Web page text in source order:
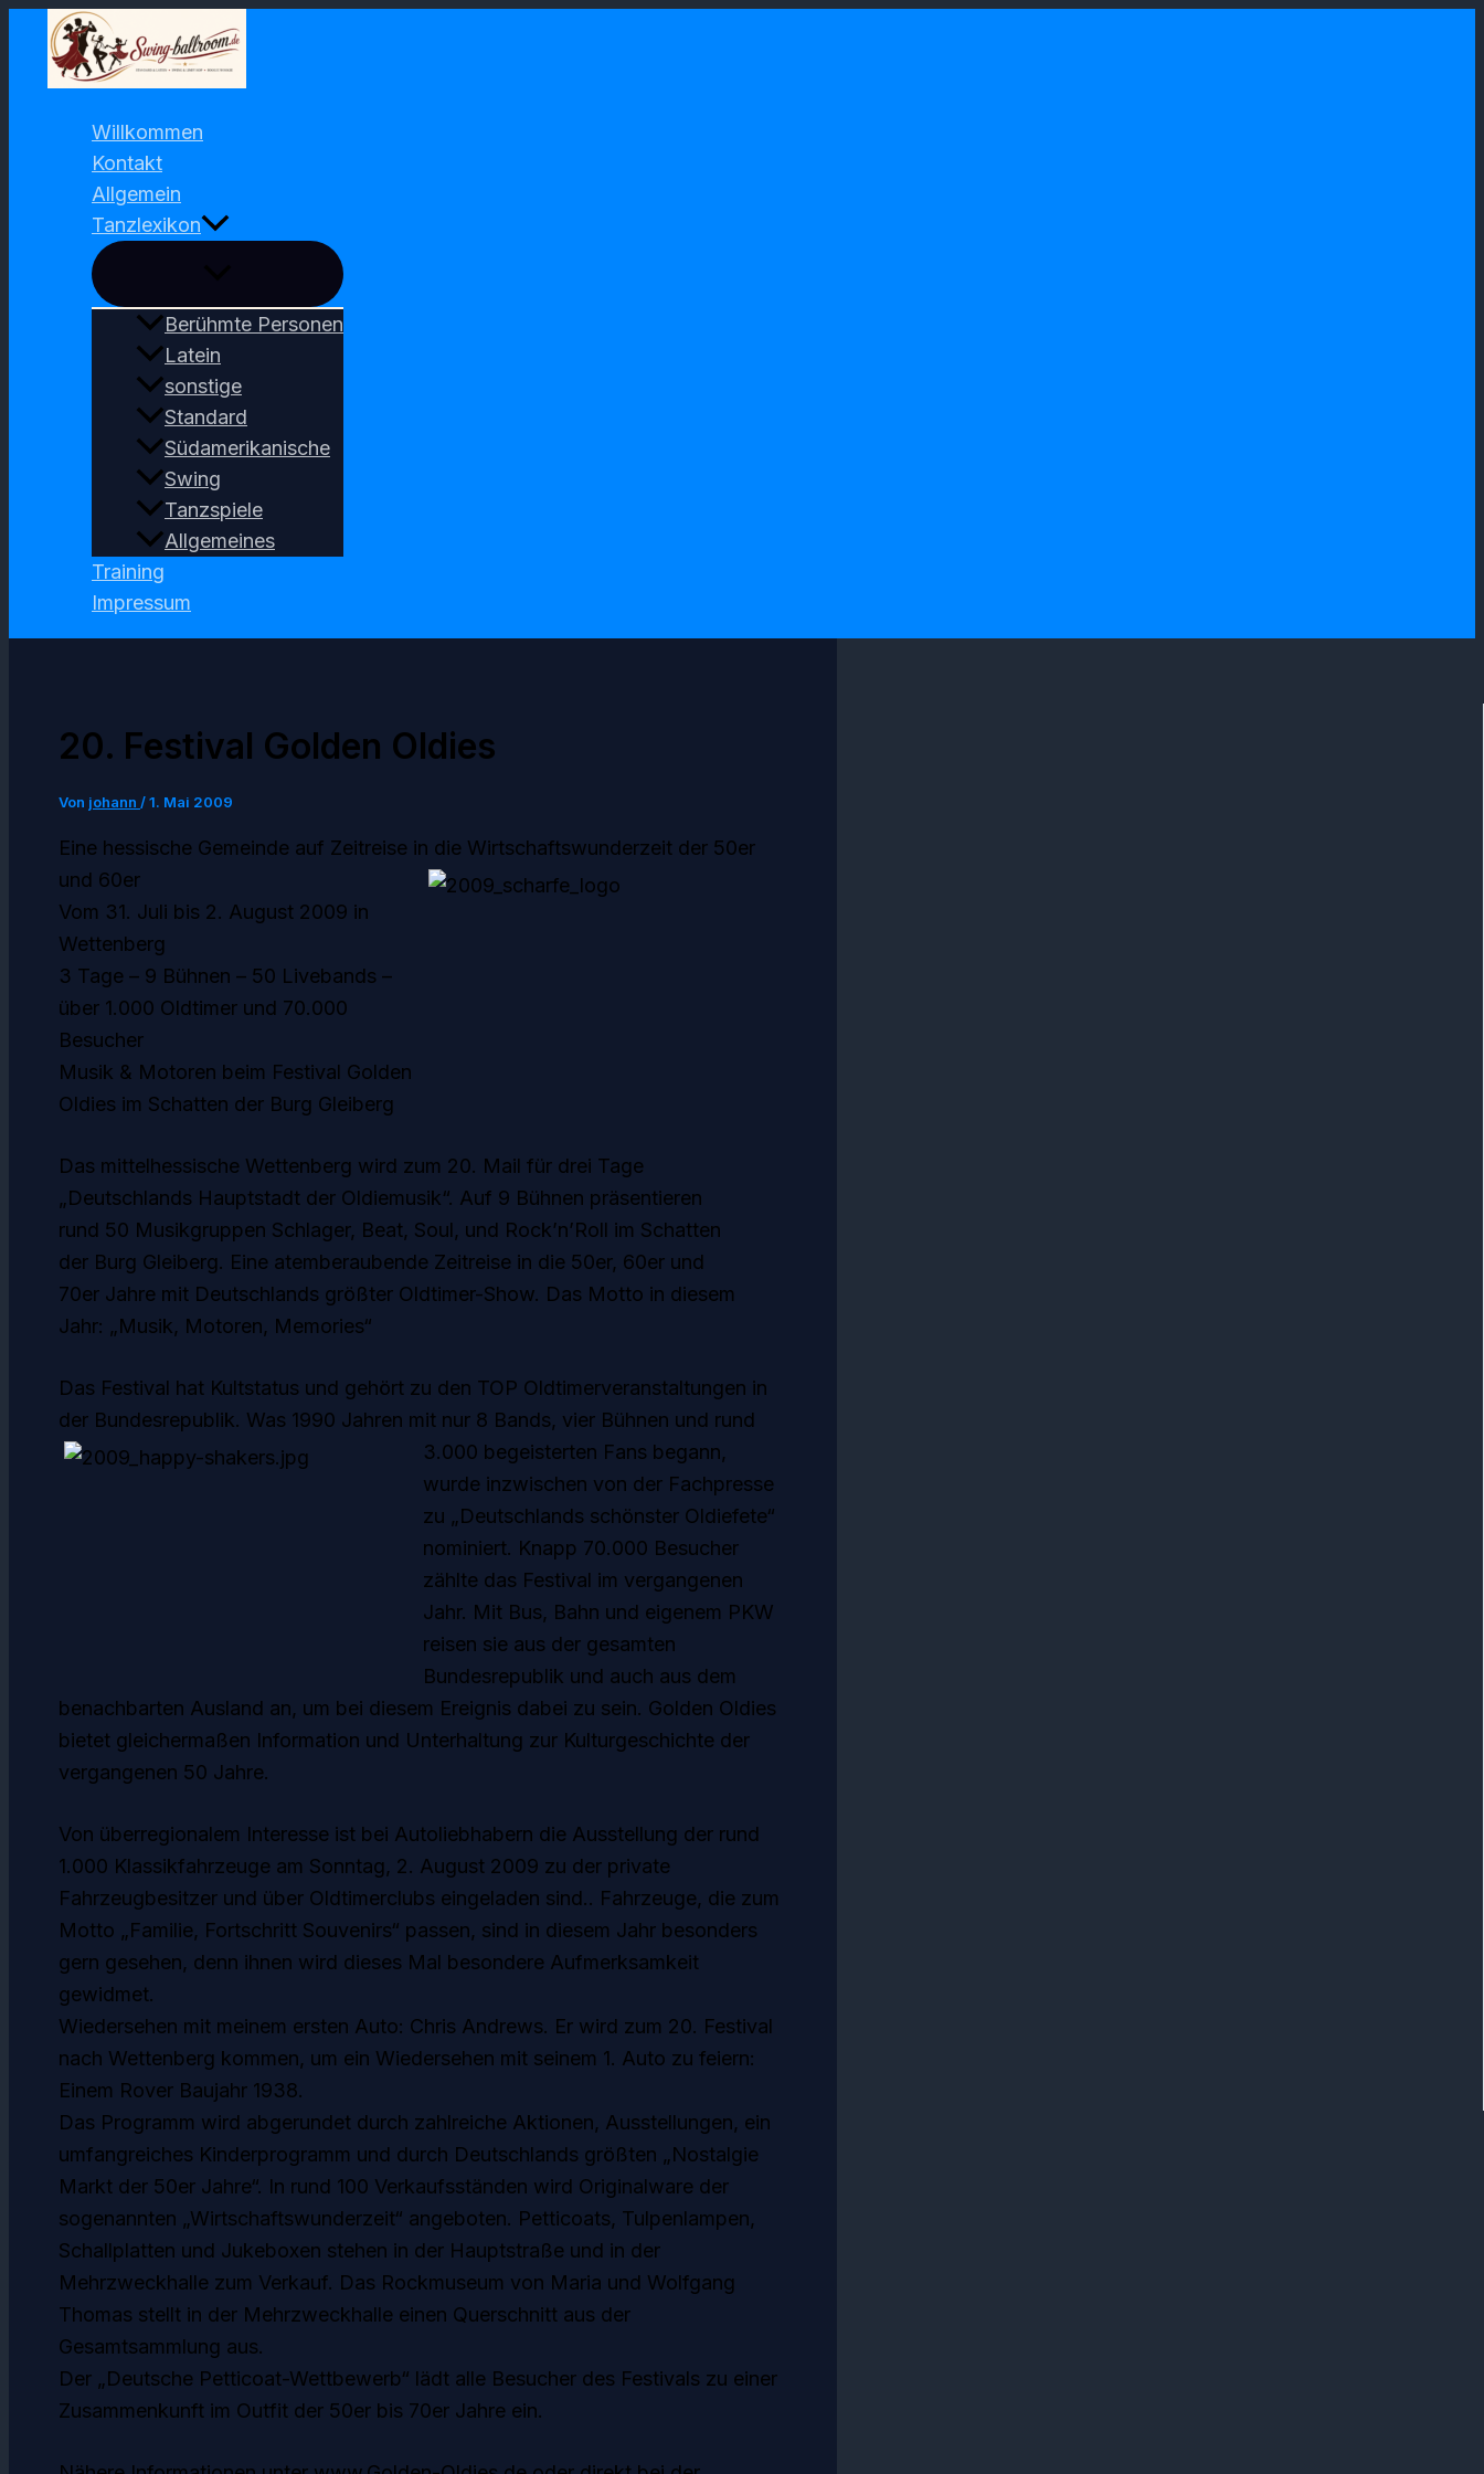
Inhalt
springen
Willkommen
Kontakt
Allgemein
Tanzlexikon
Berühmte Personen
Latein
sonstige
Standard
Südamerikanische
Swing
Tanzspiele
Allgemeines
Training
Impressum
20. Festival Golden Oldies
Von johann /1. Mai 2009
Eine hessische Gemeinde auf Zeitreise in die Wirtschaftswunderzeit der 50er
und 60er
Vom 31. Juli bis 2. August 2009 in
Wettenberg
3 Tage – 9 Bühnen – 50 Livebands –
über 1.000 Oldtimer und 70.000
Besucher
Musik & Motoren beim Festival Golden
Oldies im Schatten der Burg Gleiberg
Das mittelhessische Wettenberg wird zum 20. Mail für drei Tage
„Deutschlands Hauptstadt der Oldiemusik“. Auf 9 Bühnen präsentieren
rund 50 Musikgruppen Schlager, Beat, Soul, und Rock’n’Roll im Schatten
der Burg Gleiberg. Eine atemberaubende Zeitreise in die 50er, 60er und
70er Jahre mit Deutschlands größter Oldtimer-Show. Das Motto in diesem
Jahr: „Musik, Motoren, Memories“
Das Festival hat Kultstatus und gehört zu den TOP Oldtimerveranstaltungen in
der Bundesrepublik. Was 1990 Jahren mit nur 8 Bands, vier Bühnen und rund
3.000 begeisterten Fans begann,
wurde inzwischen von der Fachpresse
zu „Deutschlands schönster Oldiefete“
nominiert. Knapp 70.000 Besucher
zählte das Festival im vergangenen
Jahr. Mit Bus, Bahn und eigenem PKW
reisen sie aus der gesamten
Bundesrepublik und auch aus dem
benachbarten Ausland an, um bei diesem Ereignis dabei zu sein. Golden Oldies
bietet gleichermaßen Information und Unterhaltung zur Kulturgeschichte der
vergangenen 50 Jahre.
Von überregionalem Interesse ist bei Autoliebhabern die Ausstellung der rund
1.000 Klassikfahrzeuge am Sonntag, 2. August 2009 zu der private
Fahrzeugbesitzer und über Oldtimerclubs eingeladen sind.. Fahrzeuge, die zum
Motto „Familie, Fortschritt Souvenirs“ passen, sind in diesem Jahr besonders
gern gesehen, denn ihnen wird dieses Mal besondere Aufmerksamkeit
gewidmet.
Wiedersehen mit meinem ersten Auto: Chris Andrews. Er wird zum 20. Festival
nach Wettenberg kommen, um ein Wiedersehen mit seinem 1. Auto zu feiern:
Einem Rover Baujahr 1938.
Das Programm wird abgerundet durch zahlreiche Aktionen, Ausstellungen, ein
umfangreiches Kinderprogramm und durch Deutschlands größten „Nostalgie
Markt der 50er Jahre“. In rund 100 Verkaufsständen wird Originalware der
sogenannten „Wirtschaftswunderzeit“ angeboten. Petticoats, Tulpenlampen,
Schallplatten und Jukeboxen stehen in der Hauptstraße und in der
Mehrzweckhalle zum Verkauf. Das Rockmuseum von Maria und Wolfgang
Thomas stellt in der Mehrzweckhalle einen Querschnitt aus der
Gesamtsammlung aus.
Der „Deutsche Petticoat-Wettbewerb“ lädt alle Besucher des Festivals zu einer
Zusammenkunft im Outfit der 50er bis 70er Jahre ein.